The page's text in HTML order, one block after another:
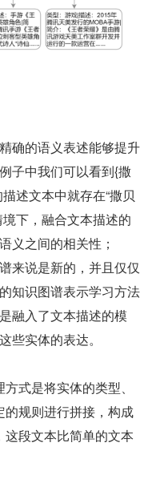
确的语义表述能够提升
子中我们可以看到{撒
述文本中就存在“撒贝
下，融合文本描述的
义之间的相关性；
来说是新的，并且仅仅
知识图谱表示学习方法
融入了文本描述的模
些实体的表达。
式是将实体的类型、
规则进行拼接，构成
段文本比简单的文本